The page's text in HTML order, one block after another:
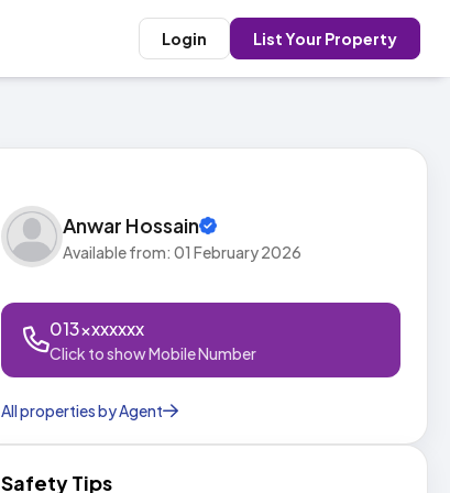
Login List Your Property
Anwar Hossain
Available from: 01 February 2026
013xxxxxxx
Click to show Mobile Number
All properties by Agent
Safety Tips